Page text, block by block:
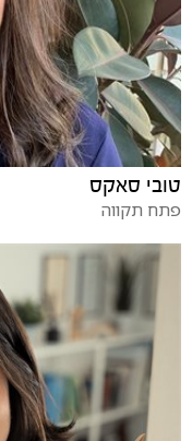
טובי סאקס
פתח תקווה